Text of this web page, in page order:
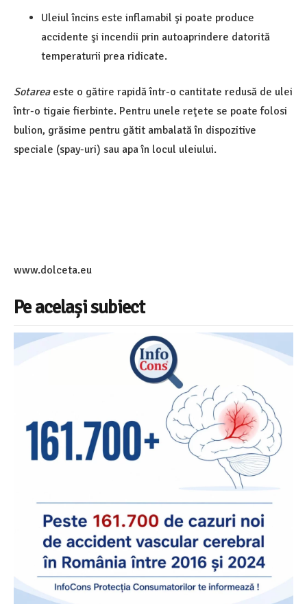
Uleiul încins este inflamabil şi poate produce
accidente şi incendii prin autoaprindere datorită
temperaturii prea ridicate.
Sotareaeste o gătire rapidă într-o cantitate redusă de ulei
într-o tigaie fierbinte. Pentru unele reţete se poate folosi
bulion, grăsime pentru gătit ambalată în dispozitive
speciale (spay-uri) sau apa în locul uleiului.
www.dolceta.eu
Pe același subiect